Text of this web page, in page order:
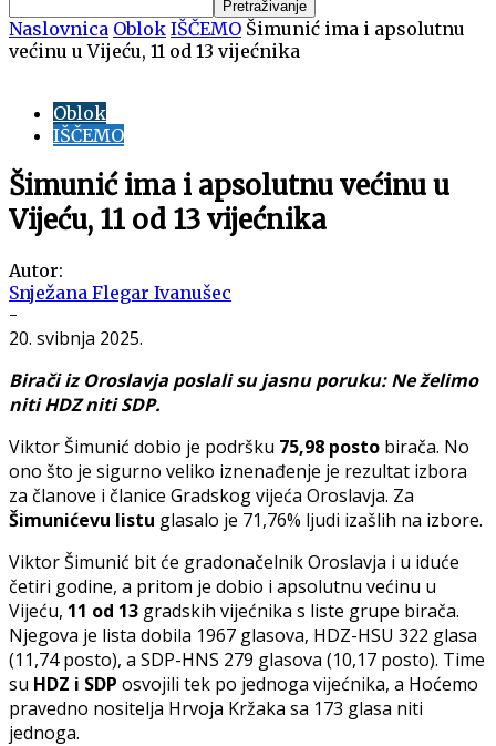
Naslovnica Oblok IŠČEMO Šimunić ima i apsolutnu
većinu u Vijeću, 11 od 13 vijećnika
Oblok
IŠČEMO
Šimunić ima i apsolutnu većinu u
Vijeću, 11 od 13 vijećnika
Autor:
Snježana Flegar Ivanušec
-
20. svibnja 2025.
Birači iz Oroslavja poslali su jasnu poruku: Ne želimo
niti HDZ niti SDP.
Viktor Šimunić dobio je podršku 75,98 posto birača. No
ono što je sigurno veliko iznenađenje je rezultat izbora
za članove i članice Gradskog vijeća Oroslavja. Za
Šimunićevu listu glasalo je 71,76% ljudi izašlih na izbore.
Viktor Šimunić bit će gradonačelnik Oroslavja i u iduće
četiri godine, a pritom je dobio i apsolutnu većinu u
Vijeću, 11 od 13 gradskih vijećnika s liste grupe birača.
Njegova je lista dobila 1967 glasova, HDZ-HSU 322 glasa
(11,74 posto), a SDP-HNS 279 glasova (10,17 posto). Time
su HDZ i SDP osvojili tek po jednoga vijećnika, a Hoćemo
pravedno nositelja Hrvoja Kržaka sa 173 glasa niti
jednoga.